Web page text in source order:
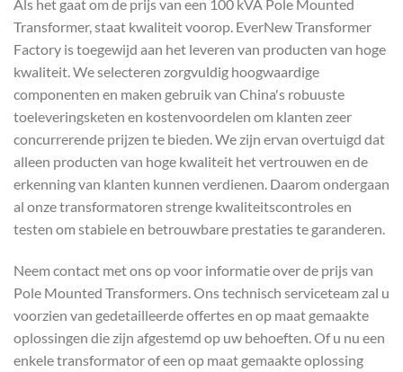
Als het gaat om de prijs van een 100 kVA Pole Mounted
Transformer, staat kwaliteit voorop. EverNew Transformer
Factory is toegewijd aan het leveren van producten van hoge
kwaliteit. We selecteren zorgvuldig hoogwaardige
componenten en maken gebruik van China's robuuste
toeleveringsketen en kostenvoordelen om klanten zeer
concurrerende prijzen te bieden. We zijn ervan overtuigd dat
alleen producten van hoge kwaliteit het vertrouwen en de
erkenning van klanten kunnen verdienen. Daarom ondergaan
al onze transformatoren strenge kwaliteitscontroles en
testen om stabiele en betrouwbare prestaties te garanderen.
Neem contact met ons op voor informatie over de prijs van
Pole Mounted Transformers. Ons technisch serviceteam zal u
voorzien van gedetailleerde offertes en op maat gemaakte
oplossingen die zijn afgestemd op uw behoeften. Of u nu een
enkele transformator of een op maat gemaakte oplossing